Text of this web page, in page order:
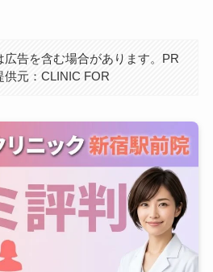
広告を含む場合があります。PR
元：CLINIC FOR